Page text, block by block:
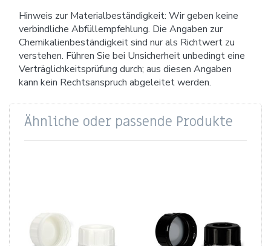
Hinweis zur Materialbeständigkeit: Wir geben keine
verbindliche Abfüllempfehlung. Die Angaben zur
Chemikalienbeständigkeit sind nur als Richtwert zu
verstehen. Führen Sie bei Unsicherheit unbedingt eine
Verträglichkeitsprüfung durch; aus diesen Angaben
kann kein Rechtsanspruch abgeleitet werden.
Ähnliche oder passende Produkte